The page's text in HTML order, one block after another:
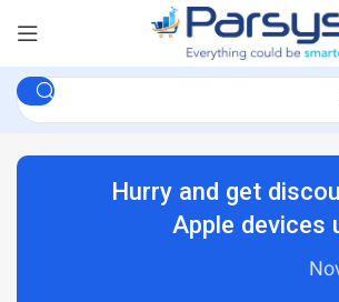
Hurry and get
Apple devices